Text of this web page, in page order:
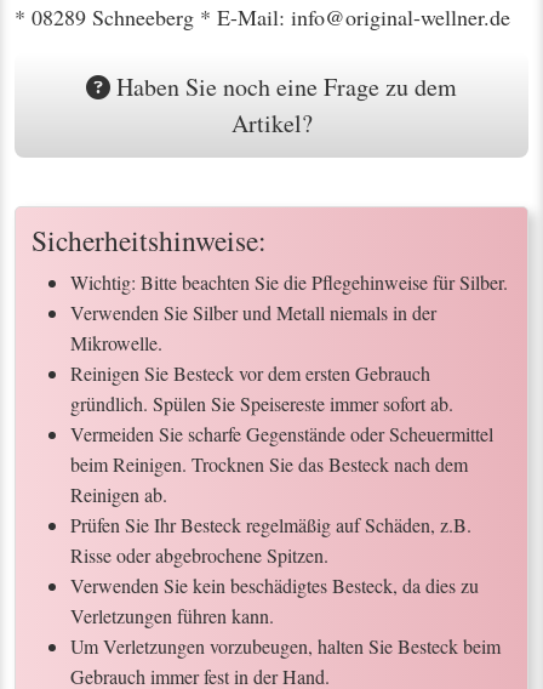
* 08289 Schneeberg * E-Mail: info@original-wellner.de
Haben Sie noch eine Frage zu dem
Artikel?
Sicherheitshinweise:
Wichtig: Bitte beachten Sie die Pflegehinweise für Silber.
Verwenden Sie Silber und Metall niemals in der
Mikrowelle.
Reinigen Sie Besteck vor dem ersten Gebrauch
gründlich. Spülen Sie Speisereste immer sofort ab.
Vermeiden Sie scharfe Gegenstände oder Scheuermittel
beim Reinigen. Trocknen Sie das Besteck nach dem
Reinigen ab.
Prüfen Sie Ihr Besteck regelmäßig auf Schäden, z.B.
Risse oder abgebrochene Spitzen.
Verwenden Sie kein beschädigtes Besteck, da dies zu
Verletzungen führen kann.
Um Verletzungen vorzubeugen, halten Sie Besteck beim
Gebrauch immer fest in der Hand.